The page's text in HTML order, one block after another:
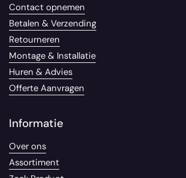
Contact opnemen
Betalen & Verzending
Retourneren
Montage & Installatie
Huren & Advies
Offerte Aanvragen
Informatie
Over ons
Assortiment